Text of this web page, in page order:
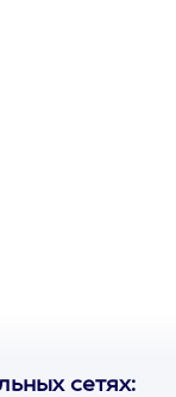
сетях: